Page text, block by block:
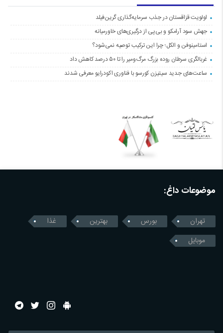
اولویت قزاقستان در جذب سرمایه‌گذاری گرین‌فیلد
جهش سود آرامکو و بی‌پی از درگیری‌های خاورمیانه
استامینوفن و الکل؛ چرا این ترکیب توصیه نمی‌شود؟
غربالگری سرطان روده بزرگ مرگ‌ومیر را تا ۵۰ درصد کاهش داد
ساعت‌های جدید سیتیزن کورسو با فناوری اکودرایو معرفی شدند
موضوعات داغ:
تهران بورس بهترین
غذا
موبایل